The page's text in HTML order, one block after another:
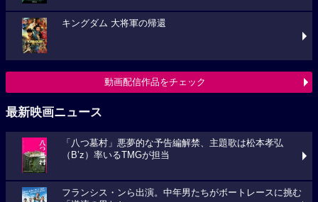
キングダム 大将軍の帰還
動画配信作品をチェック
最新映画ニュース
「八つ墓村」悪夢的な予告編解禁、主題歌は松本孝弘
（B’z）率いるTMGが担当
フランシス・ンら出演。中年男たちがボートレースに挑む